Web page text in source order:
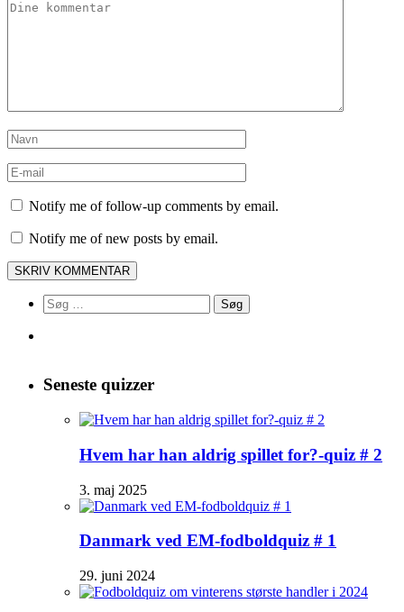
Notify me of follow-up comments by email.
Notify me of new posts by email.
Søg
efter:
Seneste quizzer
Hvem har han aldrig spillet for?-quiz # 2
3. maj 2025
Danmark ved EM-fodboldquiz # 1
29. juni 2024